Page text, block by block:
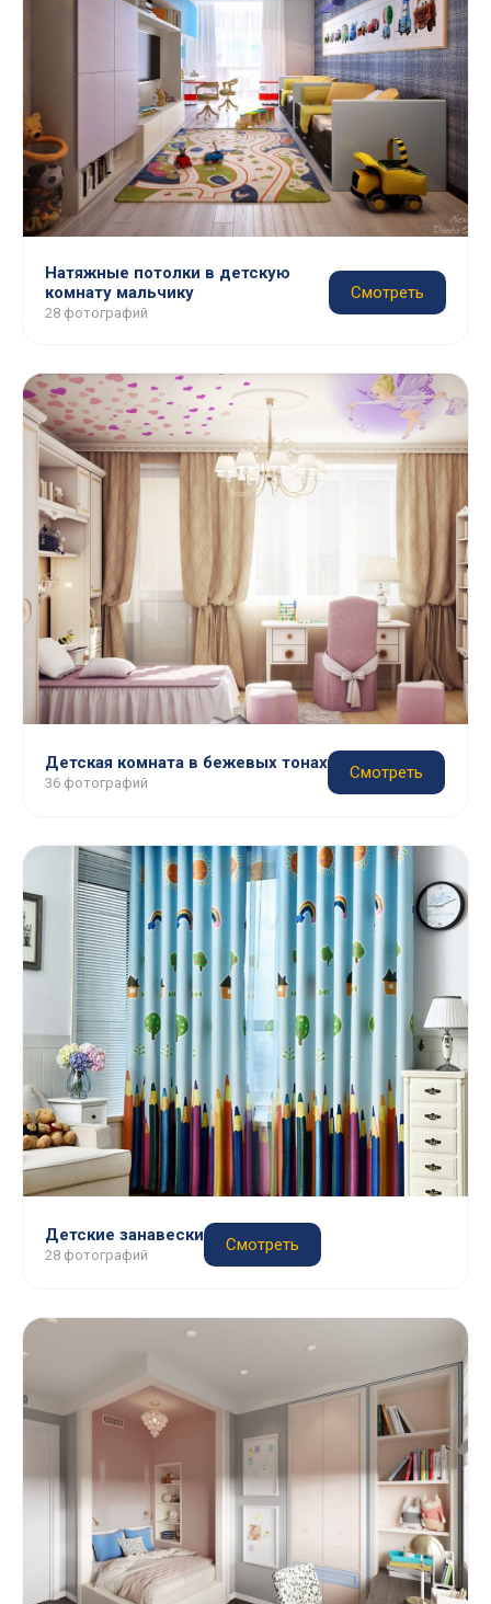
Натяжные потолки в детскую
комнату мальчику
28 фотографий
Смотреть
Детская комната в бежевых тонах
36 фотографий
Смотреть
Детские занавески
28 фотографий
Смотреть